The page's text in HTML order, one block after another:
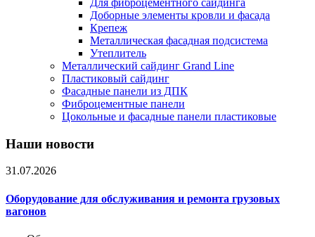
Для фиброцементного сайдинга
Доборные элементы кровли и фасада
Крепеж
Металлическая фасадная подсистема
Утеплитель
Металлический сайдинг Grand Line
Пластиковый сайдинг
Фасадные панели из ДПК
Фиброцементные панели
Цокольные и фасадные панели пластиковые
Наши новости
31.07.2026
Оборудование для обслуживания и ремонта грузовых
вагонов